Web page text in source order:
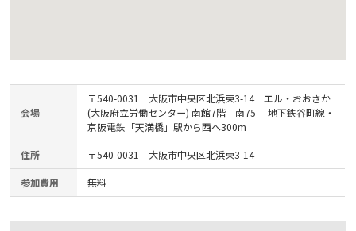
会場
〒540-0031 大阪市中央区北浜東3-14 エル・おおさか
(大阪府立労働センター) 南館7階 南75 地下鉄谷町線・
京阪電鉄「天満橋」駅から西へ300m
住所 〒540-0031 大阪市中央区北浜東3-14
参加費用 無料